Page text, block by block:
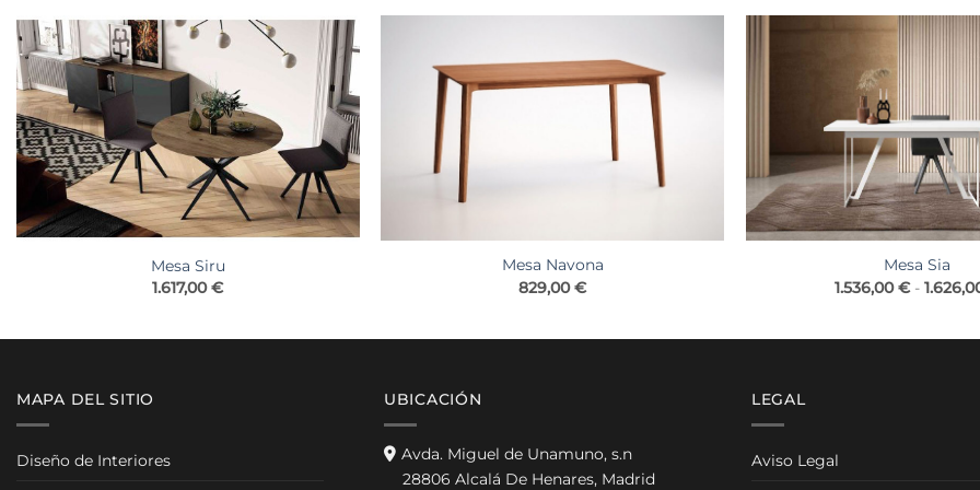
Mesa Siru
1.617,00€
Mesa Navona
829,00€
Mesa Sia
1.536,00€ -
MAPA DEL SITIO
Diseño de Interiores
UBICACIÓN
Avda. Miguel de Unamuno, s.n
28806 Alcalá De Henares, Madrid
LEGAL
Aviso Legal